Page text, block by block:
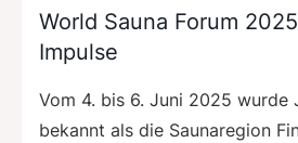
World Sauna Forum
Impulse
Vom 4. bis 6. Juni 2025 wurde
bekannt als die Saunaregion